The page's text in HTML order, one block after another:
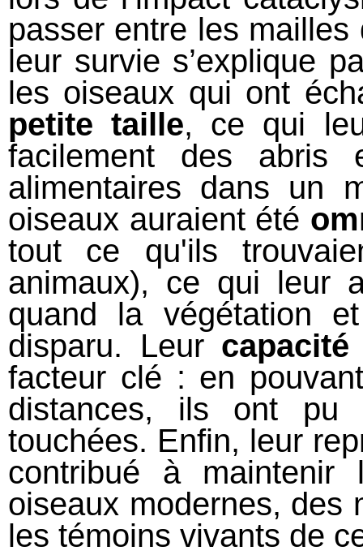
passer entre les
leur survie s’explique
les oiseaux qui ont
petite taille, ce qui
facilement des abris
alimentaires dans un
oiseaux auraient été
tout ce qu'ils
animaux), ce qui leur
quand la végétation
disparu. Leur
facteur clé : en
distances, ils ont pu
touchées. Enfin, leur
contribué à maintenir
oiseaux modernes, des
les témoins vivants de